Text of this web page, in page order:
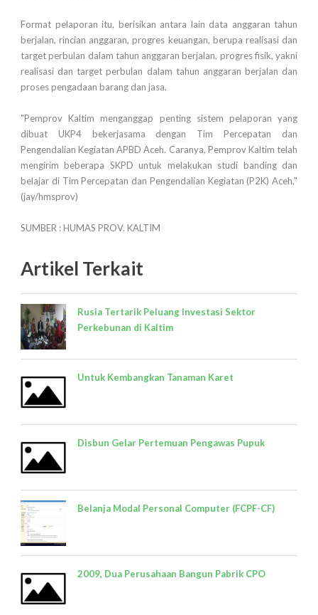
Format pelaporan itu, berisikan antara lain data anggaran tahun
berjalan, rincian anggaran, progres keuangan, berupa realisasi dan
target perbulan dalam tahun anggaran berjalan, progres fisik, yakni
realisasi dan target perbulan dalam tahun anggaran berjalan dan
proses pengadaan barang dan jasa.
"Pemprov Kaltim menganggap penting sistem pelaporan yang
dibuat UKP4 bekerjasama dengan Tim Percepatan dan
Pengendalian Kegiatan APBD Aceh. Caranya, Pemprov Kaltim telah
mengirim beberapa SKPD untuk melakukan studi banding dan
belajar di Tim Percepatan dan Pengendalian Kegiatan (P2K) Aceh,"
(jay/hmsprov)
SUMBER : HUMAS PROV. KALTIM
Artikel Terkait
Rusia Tertarik Peluang Investasi Sektor
Perkebunan di Kaltim
Untuk Kembangkan Tanaman Karet
Disbun Gelar Pertemuan Pengawas Pupuk
Belanja Modal Personal Computer (FCPF-CF)
2009, Dua Perusahaan Bangun Pabrik CPO